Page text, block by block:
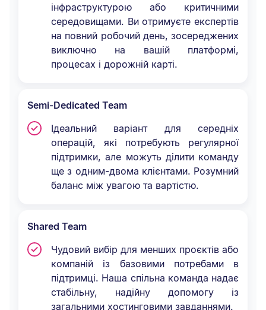
інфраструктурою або критичними
середовищами. Ви отримуєте експертів
на повний робочий день, зосереджених
виключно на вашій платформі,
процесах і дорожній карті.
Semi-Dedicated Team
Ідеальний варіант для середніх
операцій, які потребують регулярної
підтримки, але можуть ділити команду
ще з одним-двома клієнтами. Розумний
баланс між увагою та вартістю.
Shared Team
Чудовий вибір для менших проєктів або
компаній із базовими потребами в
підтримці. Наша спільна команда надає
стабільну, надійну допомогу із
загальними хостинговими завданнями.